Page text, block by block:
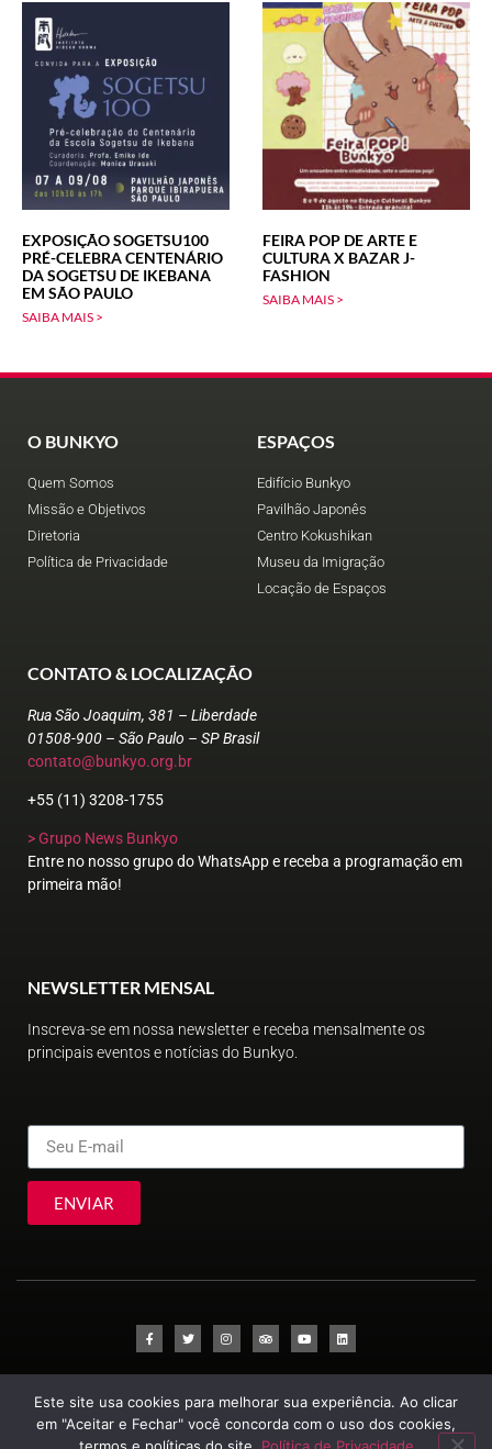
EXPOSIÇÃO SOGETSU100
PRÉ-CELEBRA CENTENÁRIO
DA SOGETSU DE IKEBANA
EM SÃO PAULO
SAIBA MAIS >
FEIRA POP DE ARTE E
CULTURA X BAZAR J-
FASHION
SAIBA MAIS >
O BUNKYO
Quem Somos
Missão e Objetivos
Diretoria
Política de Privacidade
ESPAÇOS
Edifício Bunkyo
Pavilhão Japonês
Centro Kokushikan
Museu da Imigração
Locação de Espaços
CONTATO & LOCALIZAÇÃO
Rua São Joaquim, 381 – Liberdade
01508-900 – São Paulo – SP Brasil
contato@bunkyo.org.br
+55 (11) 3208-1755
> Grupo News Bunkyo
Entre no nosso grupo do WhatsApp e receba a programação em
primeira mão!
NEWSLETTER MENSAL
Inscreva-se em nossa newsletter e receba mensalmente os
principais eventos e notícias do Bunkyo.
ENVIAR
2023
Este site usa cookies para melhorar sua experiência. Ao clicar
em "Aceitar e Fechar" você concorda com o uso dos cookies,